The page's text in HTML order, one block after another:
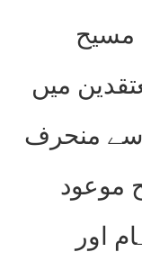
مسیح
میں
سے منحرف
موعود
اور